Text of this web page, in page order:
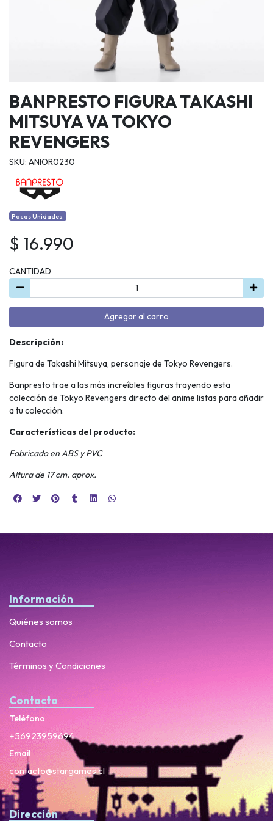
BANPRESTO FIGURA TAKASHI
MITSUYA VA TOKYO
REVENGERS
SKU: ANIOR0230
Pocas Unidades.
$ 16.990
CANTIDAD
Agregar al carro
Descripción:
Figura de Takashi Mitsuya, personaje de Tokyo Revengers.
Banpresto trae a las más increíbles figuras trayendo esta
colección de Tokyo Revengers directo del anime listas para añadir
a tu colección.
Características del producto:
Fabricado en ABS y PVC
Altura de 17 cm. aprox.
Información
Quiénes somos
Contacto
Términos y Condiciones
Contacto
Teléfono
+56923959694
Email
contacto@stargames.cl
Dirección